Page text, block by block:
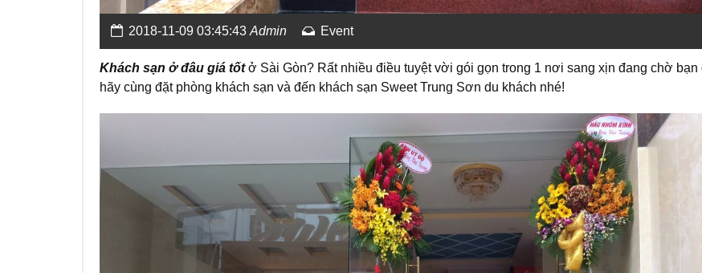
2018-11-09 03:45:43Admin Event
Khách sạn ở đâu giá tốtở Sài Gòn? Rất nhiều điều tuyệt vời gói gọn trong 1 nơi sang xịn đang chờ bạn
hãy cùng đặt phòng khách sạn và đến khách sạn Sweet Trung Sơn du khách nhé!